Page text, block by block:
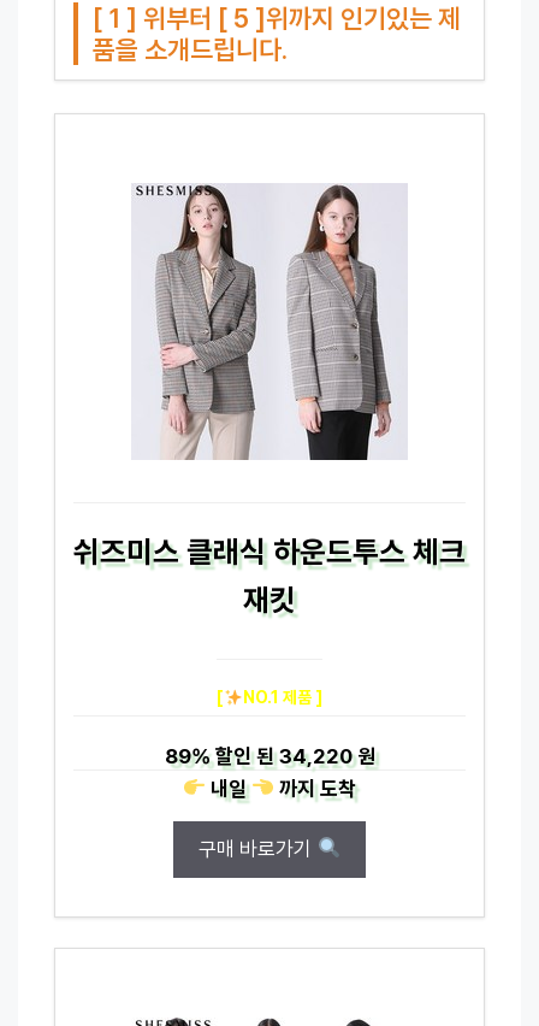
[ 1 ] 위부터 [ 5 ]위까지 인기있는 제
품을 소개드립니다.
쉬즈미스 클래식 하운드투스 체크
재킷
[ NO.1 제품 ]
89%할인 된34,220 원
내일
까지도착
구매 바로가기